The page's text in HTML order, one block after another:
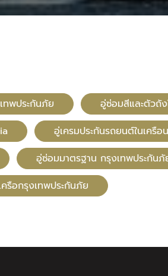
พประกันภัย
อู่ซ่อมสีและตัวถั
อู่เครมประกันรถยนต์ในเครือ
อู่ซ่อมมาตรฐาน กรุงเทพประกันภั
ครือกรุงเทพประกันภัย